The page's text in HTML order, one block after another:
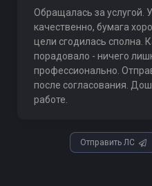
Обращалась за услугой.
качественно, бумага
цели сгодилась сполна.
порадовало - ничего
профессионально.
после согласования.
работе.
Отправить ЛС